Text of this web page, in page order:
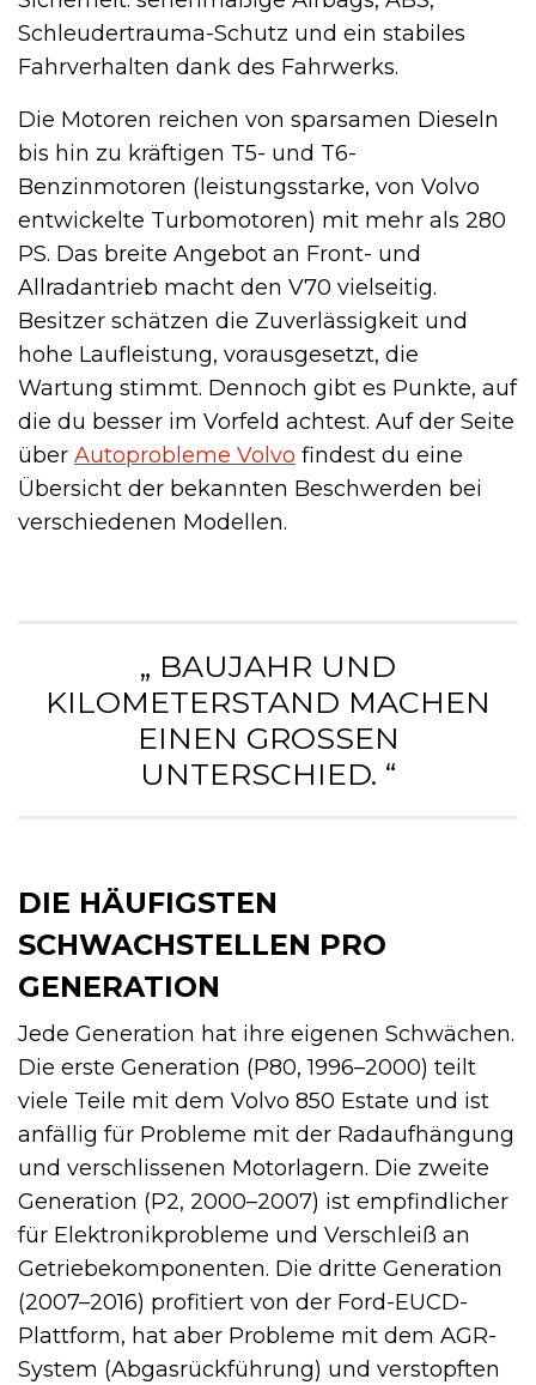
Schleudertrauma-Schutz und ein stabiles
Fahrverhalten dank des Fahrwerks.
Die Motoren reichen von sparsamen Dieseln
bis hin zu kräftigen T5- und T6-
Benzinmotoren (leistungsstarke, von Volvo
entwickelte Turbomotoren) mit mehr als 280
PS. Das breite Angebot an Front- und
Allradantrieb macht den V70 vielseitig.
Besitzer schätzen die Zuverlässigkeit und
hohe Laufleistung, vorausgesetzt, die
Wartung stimmt. Dennoch gibt es Punkte, auf
die du besser im Vorfeld achtest. Auf der Seite
über Autoprobleme Volvo findest du eine
Übersicht der bekannten Beschwerden bei
verschiedenen Modellen.
„ BAUJAHR UND
KILOMETERSTAND MACHEN
EINEN GROSSEN U
NTERSCHIED. “
DIE HÄUFIGSTEN
SCHWACHSTELLEN PRO
GENERATION
Jede Generation hat ihre eigenen Schwächen.
Die erste Generation (P80, 1996–2000) teilt
viele Teile mit dem Volvo 850 Estate und ist
anfällig für Probleme mit der Radaufhängung
und verschlissenen Motorlagern. Die zweite
Generation (P2, 2000–2007) ist empfindlicher
für Elektronikprobleme und Verschleiß an
Getriebekomponenten. Die dritte Generation
(2007–2016) profitiert von der Ford-EUCD-
Plattform, hat aber Probleme mit dem AGR-
System (Abgasrückführung) und verstopften